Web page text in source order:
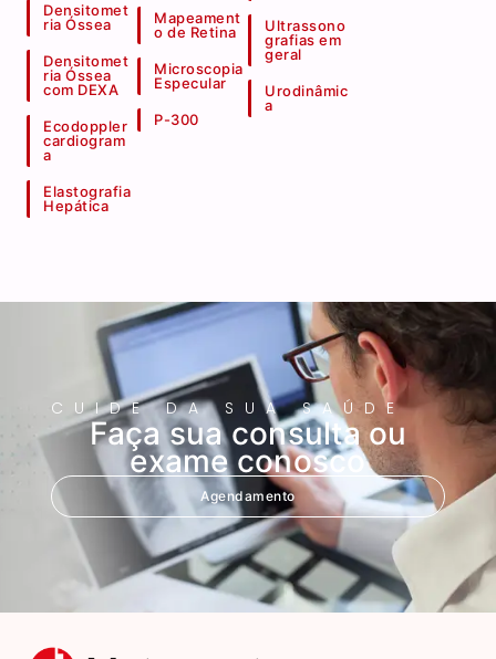
Densitomet
ria Óssea
Densitomet
ria Óssea
com DEXA
Ecodoppler
cardiogram
a
Elastografia
Hepática
Mapeament
o de Retina
Microscopia
Especular
P-300
Ultrassono
grafias em
geral
Urodinâmic
a
CUIDE DA SUA SAÚDE
Faça sua consulta ou
exame conosco
Agendamento